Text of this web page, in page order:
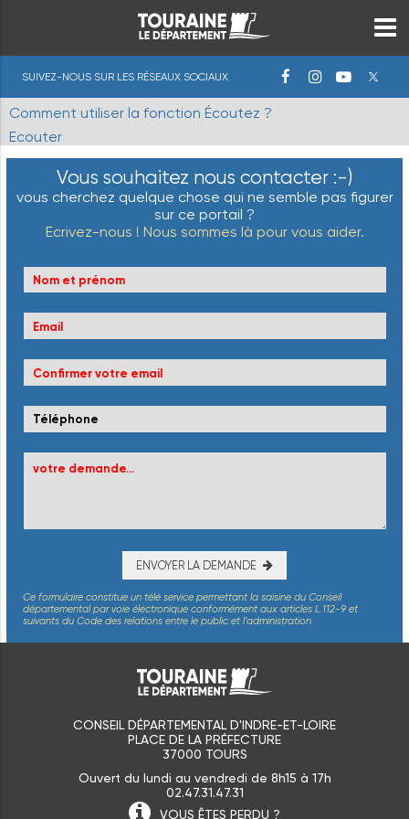
SUIVEZ-NOUS SUR LES RÉSEAUX SOCIAUX
Comment utiliser la fonction Écoutez ?
Ecouter
Vous souhaitez nous contacter :-)
vous cherchez quelque chose qui ne semble pas figurer
sur ce portail ?
Ecrivez-nous ! Nous sommes là pour vous aider.
ENVOYER LA DEMANDE
Ce formulaire constitue un télé service permettant la saisine du Conseil
départemental par voie électronique conformément aux articles L.112-9 et
suivants du Code des relations entre le public et l’administration.
CONSEIL DÉPARTEMENTAL D'INDRE-ET-LOIRE
PLACE DE LA PRÉFECTURE
37000 TOURS
Ouvert du lundi au vendredi de 8h15 à 17h
02.47.31.47.31
VOUS ÊTES PERDU ?